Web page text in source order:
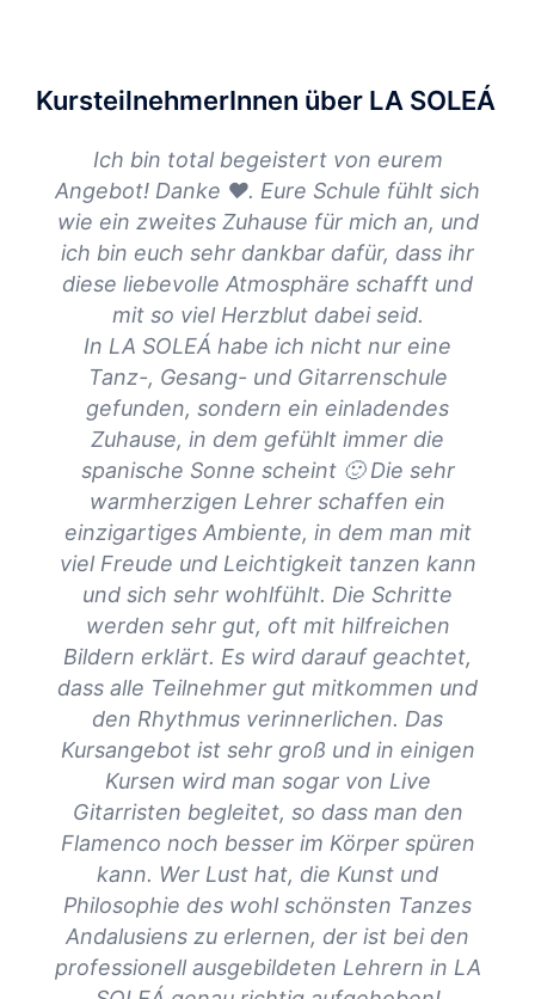
KursteilnehmerInnen über LA SOLEÁ
Ich bin total begeistert von eurem
Angebot! Danke ❤. Eure Schule fühlt sich
wie ein zweites Zuhause für mich an, und
ich bin euch sehr dankbar dafür, dass ihr
diese liebevolle Atmosphäre schafft und
mit so viel Herzblut dabei seid.
In LA SOLEÁ habe ich nicht nur eine
Tanz-, Gesang- und Gitarrenschule
gefunden, sondern ein einladendes
Zuhause, in dem gefühlt immer die
spanische Sonne scheint 🙂 Die sehr
warmherzigen Lehrer schaffen ein
einzigartiges Ambiente, in dem man mit
viel Freude und Leichtigkeit tanzen kann
und sich sehr wohlfühlt. Die Schritte
werden sehr gut, oft mit hilfreichen
Bildern erklärt. Es wird darauf geachtet,
dass alle Teilnehmer gut mitkommen und
den Rhythmus verinnerlichen. Das
Kursangebot ist sehr groß und in einigen
Kursen wird man sogar von Live
Gitarristen begleitet, so dass man den
Flamenco noch besser im Körper spüren
kann. Wer Lust hat, die Kunst und
Philosophie des wohl schönsten Tanzes
Andalusiens zu erlernen, der ist bei den
professionell ausgebildeten Lehrern in LA